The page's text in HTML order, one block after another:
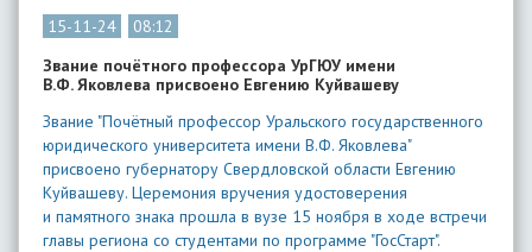
15-11-24
08:12
Звание почётного профессора УрГЮУ имени
В.Ф. Яковлева присвоено Евгению Куйвашеву
Звание "Почётный профессор Уральского государственного
юридического университета имени В.Ф. Яковлева"
присвоено губернатору Свердловской области Евгению
Куйвашеву. Церемония вручения удостоверения
и памятного знака прошла в вузе 15 ноября в ходе встречи
главы региона со студентами по программе "ГосСтарт".